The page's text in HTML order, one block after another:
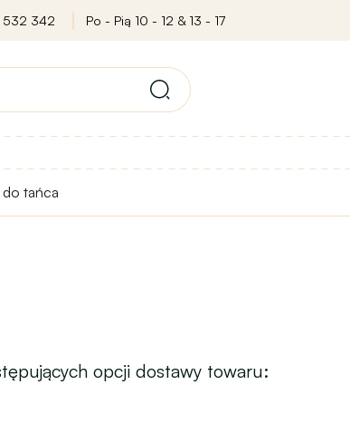
532 342 Po - Pią 10 - 12 & 13 - 17
tańca
opcji dostawy towaru: